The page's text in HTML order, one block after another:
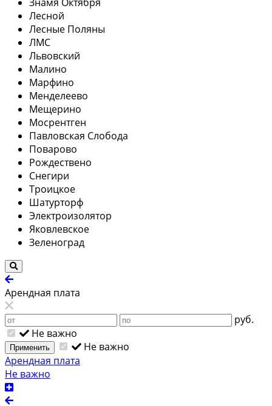
Лесной
Лесные Поляны
ЛМС
Львовский
Малино
Марфино
Менделеево
Мещерино
Мосрентген
Павловская Слобода
Поварово
Рождествено
Снегири
Троицкое
Шатурторф
Электроизолятор
Яковлевское
Зеленоград
Арендная плата
руб.
Не важно
Применить
Не важно
Арендная плата
Не важно